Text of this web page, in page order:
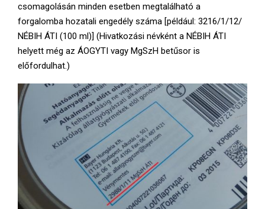
csomagolásán minden esetben megtalálható a
forgalomba hozatali engedély száma [például: 3216/1/12/
NÉBIH ÁTI (100 ml)] (Hivatkozási névként a NÉBIH ÁTI
helyett még az ÁOGYTI vagy MgSzH betűsor is
előfordulhat.)